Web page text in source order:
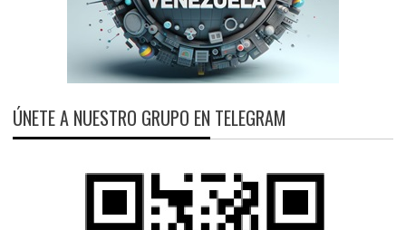
ÚNETE A NUESTRO GRUPO EN TELEGRAM